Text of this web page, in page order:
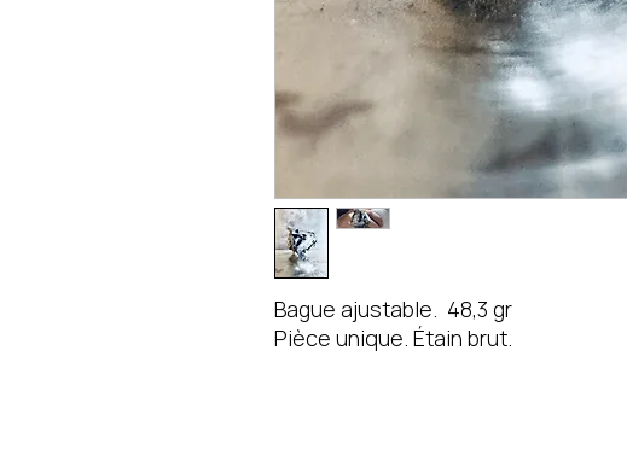
Bague ajustable. 48,3 gr
Pièce unique. Étain brut.